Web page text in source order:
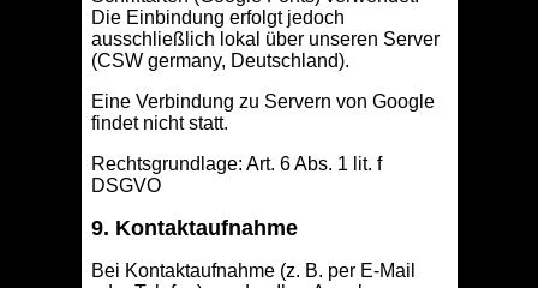
Die Einbindung erfolgt jedoch
ausschließlich lokal über unseren Server
(CSW germany, Deutschland).
Eine Verbindung zu Servern von Google
findet nicht statt.
Rechtsgrundlage: Art. 6 Abs. 1 lit. f
DSGVO
9. Kontaktaufnahme
Bei Kontaktaufnahme (z. B. per E-Mail